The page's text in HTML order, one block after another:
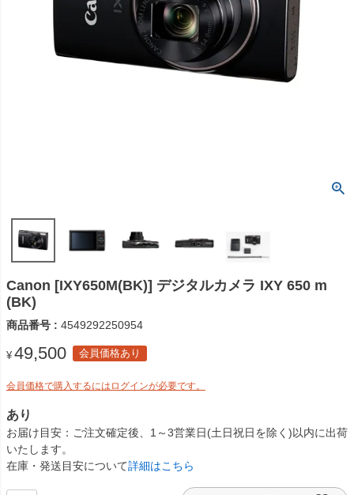
Canon [IXY650M(BK)] デジタルカメラ IXY 650 m
(BK)
商品番号 4549292250954
¥ 49,500 会員価格あり
会員価格で購入するにはログインが必要です。
あり
お届け目安
ご注文確定後、1～3営業日(土日祝日を除く)以内に出荷
いたします。
在庫・発送目安について詳細はこちら